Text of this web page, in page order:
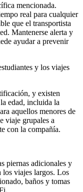
mencionada.
real para cualquier
que el transportista
Mantenerse alerta y
ayudar a prevenir
y los viajes
y existen
edad, incluida la
aquellos menores de
viaje grupales a
con la compañía.
piernas adicionales y
los viajes largos. Los
baños y tomas